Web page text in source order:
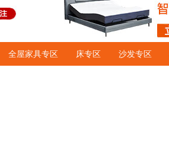
全屋家具专区 床专区 沙发专区